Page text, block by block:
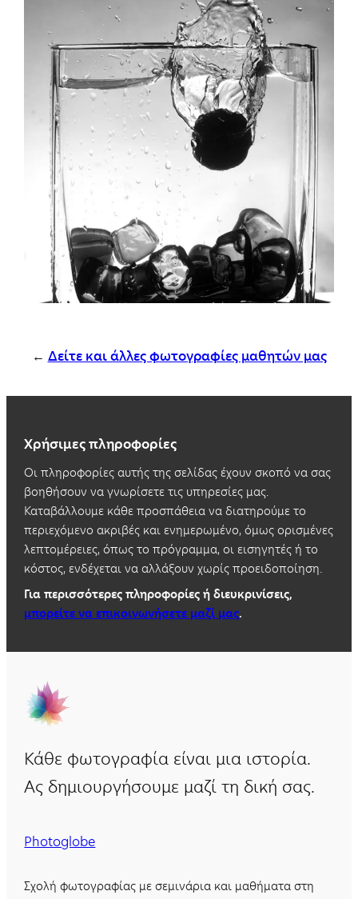
← Δείτε και άλλες φωτογραφίες μαθητών μας
Χρήσιμες πληροφορίες
Οι πληροφορίες αυτής της σελίδας έχουν σκοπό να σας
βοηθήσουν να γνωρίσετε τις υπηρεσίες μας.
Καταβάλλουμε κάθε προσπάθεια να διατηρούμε το
περιεχόμενο ακριβές και ενημερωμένο, όμως ορισμένες
λεπτομέρειες, όπως το πρόγραμμα, οι εισηγητές ή το
κόστος, ενδέχεται να αλλάξουν χωρίς προειδοποίηση.
Για περισσότερες πληροφορίες ή διευκρινίσεις,
μπορείτε να επικοινωνήσετε μαζί μας.
Κάθε φωτογραφία είναι μια ιστορία.
Ας δημιουργήσουμε μαζί τη δική σας.
Photoglobe
Σχολή φωτογραφίας με σεμινάρια και μαθήματα στη